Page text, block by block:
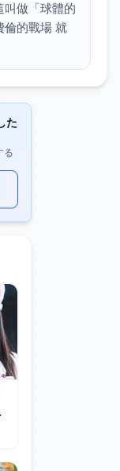
叫做「球體的
倫的戰場 就
た
る